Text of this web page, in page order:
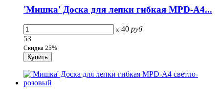
'Мишка' Доска для лепки гибкая MPD-A4...
x 40 руб
53
Скидка 25%